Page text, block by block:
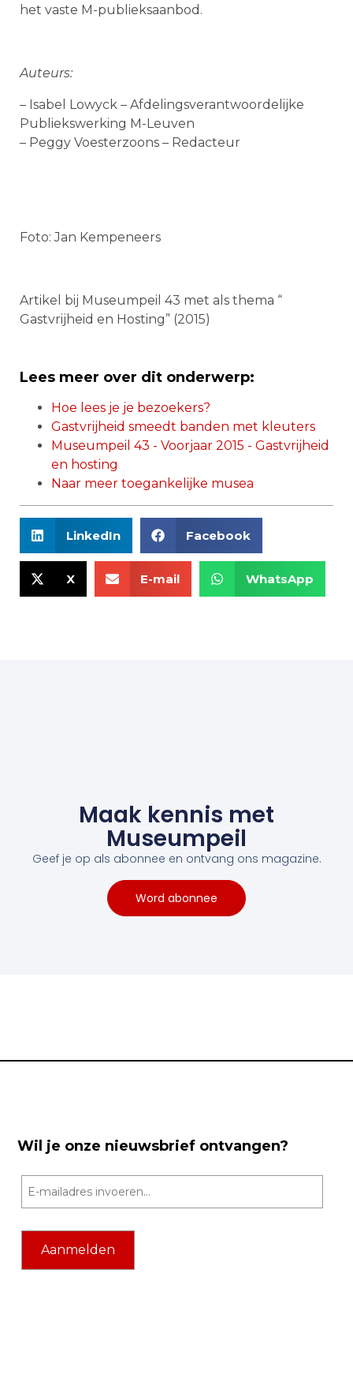
het vaste M-publieksaanbod.
Auteurs:
– Isabel Lowyck – Afdelingsverantwoordelijke
Publiekswerking M-Leuven
– Peggy Voesterzoons – Redacteur
Foto: Jan Kempeneers
Artikel bij Museumpeil 43 met als thema “
Gastvrijheid en Hosting” (2015)
Lees meer over dit onderwerp:
Hoe lees je je bezoekers?
Gastvrijheid smeedt banden met kleuters
Museumpeil 43 - Voorjaar 2015 - Gastvrijheid
en hosting
Naar meer toegankelijke musea
LinkedIn Facebook
X E-mail WhatsApp
Maak kennis met
Museumpeil
Geef je op als abonnee en ontvang ons magazine.
Word abonnee
Wil je onze nieuwsbrief ontvangen?